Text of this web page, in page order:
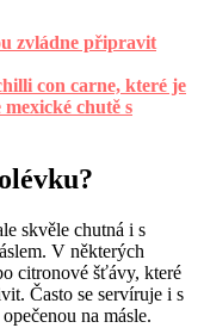
zvládne připravit
con carne, které je
chutě s
skvěle chutná i s
V některých
citronové šťávy, které
Často se servíruje i s
na másle.